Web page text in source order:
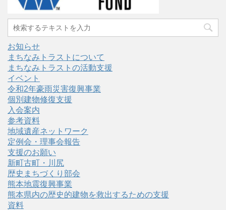
お知らせ
まちなみトラストについて
まちなみトラストの活動支援
イベント
令和2年豪雨災害復興事業
個別建物修復支援
入会案内
参考資料
地域遺産ネットワーク
定例会・理事会報告
支援のお願い
新町古町・川尻
歴史まちづくり部会
熊本地震復興事業
熊本県内の歴史的建物を救出するための支援
資料